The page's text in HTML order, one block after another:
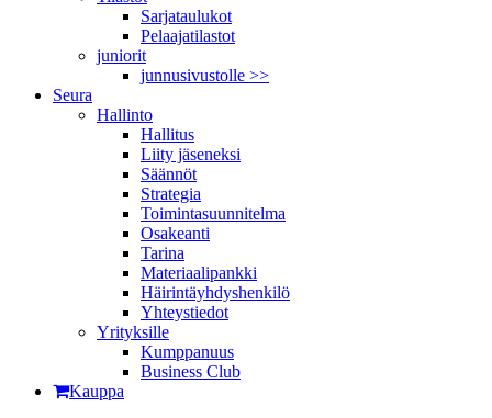
Sarjataulukot
Pelaajatilastot
juniorit
junnusivustolle >>
Seura
Hallinto
Hallitus
Liity jäseneksi
Säännöt
Strategia
Toimintasuunnitelma
Osakeanti
Tarina
Materiaalipankki
Häirintä­yhdyshenkilö
Yhteystiedot
Yrityksille
Kumppanuus
Business Club
Kauppa